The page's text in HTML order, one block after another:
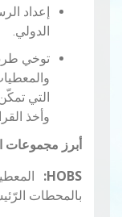
إعداد
الدولي.
توخي
التي
وأخذ
أبرز مجموعات
HOBS:
بالمحطات